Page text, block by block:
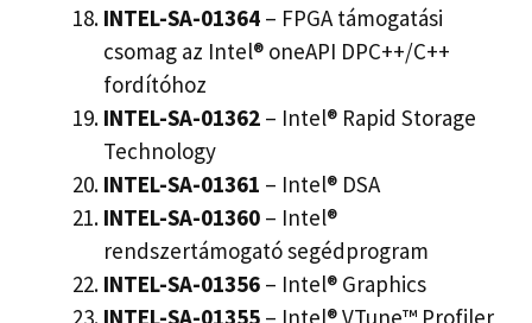
INTEL-SA-01364 – FPGA támogatási
csomag az Intel® oneAPI DPC++/C++
fordítóhoz
INTEL-SA-01362 – Intel® Rapid Storage
Technology
INTEL-SA-01361 – Intel® DSA
INTEL-SA-01360 – Intel®
rendszertámogató segédprogram
INTEL-SA-01356 – Intel® Graphics
INTEL-SA-01355 – Intel® VTune™ Profiler